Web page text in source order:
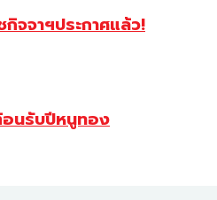
จจาฯประกาศแล้ว!
นรับปีหนูทอง